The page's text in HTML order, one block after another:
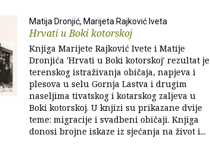
Matija Dronjić, Marijeta Rajković Iveta
Hrvati u Boki kotorskoj
Knjiga Marijete Rajković Ivete i Matije
Dronjića 'Hrvati u Boki kotorskoj' rezultat je
terenskog istraživanja običaja, napjeva i
plesova u selu Gornja Lastva i drugim
naseljima tivatskog i kotarskog zaljeva u
Boki kotorskoj. U knjizi su prikazane dvije
teme: migracije i svadbeni običaji. Knjiga
donosi brojne iskaze iz sjećanja na život i...